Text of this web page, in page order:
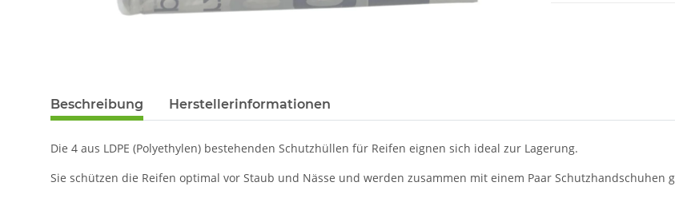
Beschreibung Herstellerinformationen
Die 4 aus LDPE (Polyethylen) bestehenden Schutzhüllen für Reifen eignen sich ideal zur Lagerung.
Sie schützen die Reifen optimal vor Staub und Nässe und werden zusammen mit einem Paar Schutzhandschuhen